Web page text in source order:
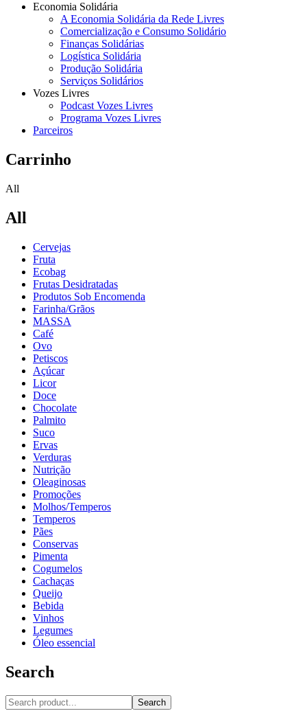
Economia Solidária
A Economia Solidária da Rede Livres
Comercialização e Consumo Solidário
Finanças Solidárias
Logística Solidária
Produção Solidária
Serviços Solidários
Vozes Livres
Podcast Vozes Livres
Programa Vozes Livres
Parceiros
Carrinho
All
All
Cervejas
Fruta
Ecobag
Frutas Desidratadas
Produtos Sob Encomenda
Farinha/Grãos
MASSA
Café
Ovo
Petiscos
Açúcar
Licor
Doce
Chocolate
Palmito
Suco
Ervas
Verduras
Nutrição
Oleaginosas
Promoções
Molhos/Temperos
Temperos
Pães
Conservas
Pimenta
Cogumelos
Cachaças
Queijo
Bebida
Vinhos
Legumes
Óleo essencial
Search
Search